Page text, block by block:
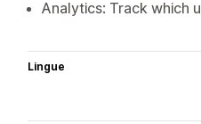
Analytics: Track which
Lingue